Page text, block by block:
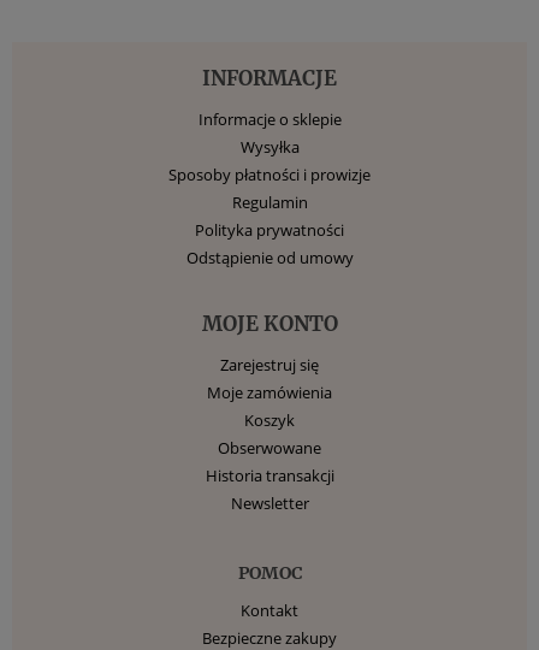
INFORMACJE
Informacje o sklepie
Wysyłka
Sposoby płatności i prowizje
Regulamin
Polityka prywatności
Odstąpienie od umowy
MOJE KONTO
Zarejestruj się
Moje zamówienia
Koszyk
Obserwowane
Historia transakcji
Newsletter
POMOC
Kontakt
Bezpieczne zakupy